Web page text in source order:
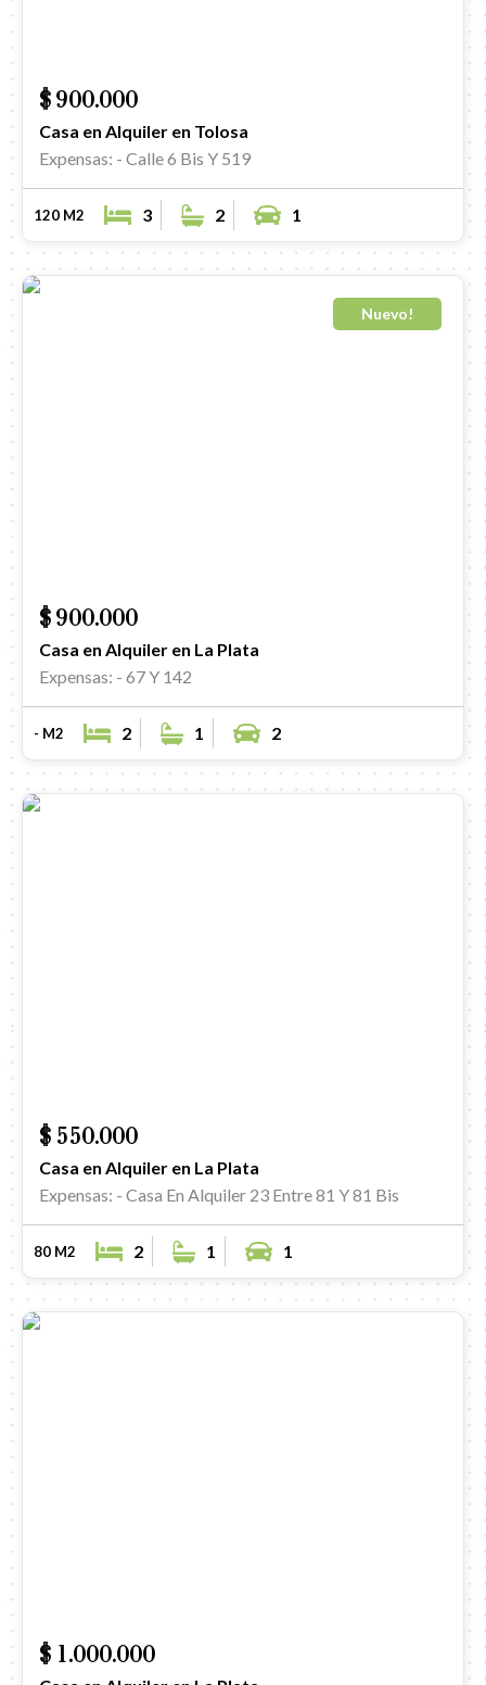
$ 900.000
Casa en Alquiler en Tolosa
Expensas: - Calle 6 Bis Y 519
120 M2 3 2 1
Nuevo!
$ 900.000
Casa en Alquiler en La Plata
Expensas: - 67 Y 142
- M2 2 1 2
$ 550.000
Casa en Alquiler en La Plata
Expensas: - Casa En Alquiler 23 Entre 81 Y 81 Bis
80 M2 2 1 1
$ 1.000.000